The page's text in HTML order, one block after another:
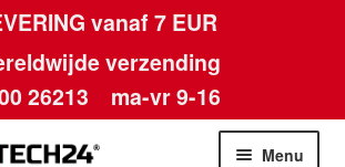
vanaf 7 EUR
verzending
26213 ma-vr 9-16
Menu